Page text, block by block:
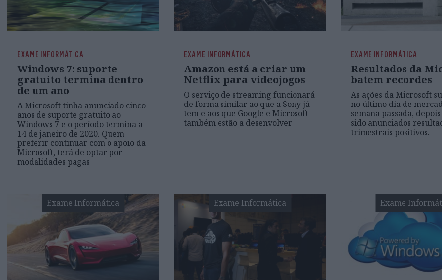
EXAME INFORMÁTICA
Windows 7: suporte
gratuito termina dentro
de um ano
A Microsoft tinha anunciado cinco
anos de suporte gratuito ao
Windows 7 e o período termina a
14 de janeiro de 2020. Quem
preferir continuar com o apoio da
Microsoft, terá de optar por
modalidades pagas
EXAME INFORMÁTICA
Amazon está a criar um
Netflix para videojogos
O serviço de streaming funcionará
de forma similar ao que a Sony já
tem e aos que Google e Microsoft
também estão a desenvolver
EXAME INFORMÁTICA
Resultados da
batem recordes
As ações da Microsoft
no último dia de
semana passada,
sido anunciados
trimestrais positivos.
Exame Informática Exame Informática Exame